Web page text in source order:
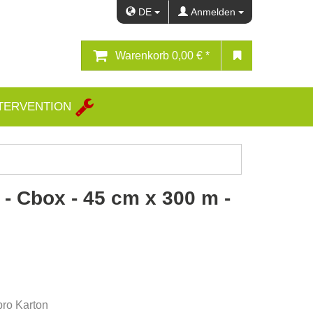
DE Anmelden
Warenkorb 0,00 € *
Cbox - 45 cm x 300 m -
Karton